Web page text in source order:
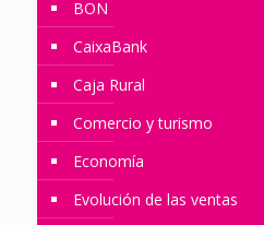
BON
CaixaBank
Caja Rural
Comercio y turismo
Economía
Evolución de las ventas